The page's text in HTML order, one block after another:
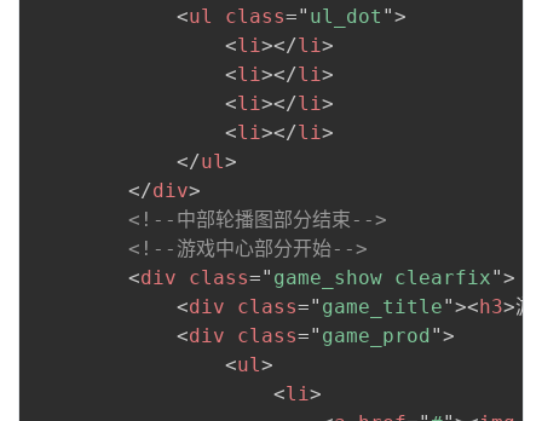
<ul class=" ul_dot ">
<li></li>
<li></li>
<li></li>
<li></li>
</ul>
</div>
<!--中部轮播图部分结束-->
<!--游戏中心部分开始-->
<div class=" game_show clearfix">
<div class=" game_title"><h3>游
<div class=" game_prod ">
<ul>
<li>